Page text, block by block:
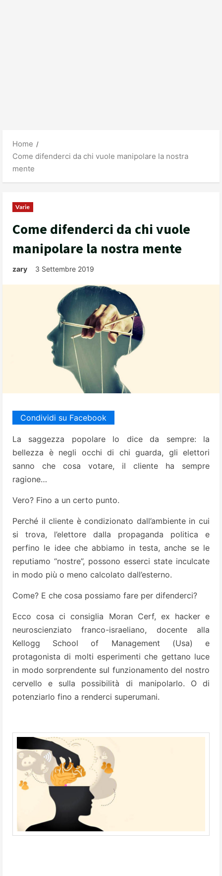
Home
Come difenderci da chi vuole manipolare la nostra
mente
Varie
Come difenderci da chi vuole
manipolare la nostra mente
zary 3 Settembre 2019
Condividi su Facebook
La saggezza popolare lo dice da sempre: la
bellezza è negli occhi di chi guarda, gli elettori
sanno che cosa votare, il cliente ha sempre
ragione…
Vero? Fino a un certo punto.
Perché il cliente è condizionato dall’ambiente in cui
si trova, l’elettore dalla propaganda politica e
perfino le idee che abbiamo in testa, anche se le
reputiamo “nostre”, possono esserci state inculcate
in modo più o meno calcolato dall’esterno.
Come? E che cosa possiamo fare per difenderci?
Ecco cosa ci consiglia Moran Cerf, ex hacker e
neuroscienziato franco-israeliano, docente alla
Kellogg School of Management (Usa) e
protagonista di molti esperimenti che gettano luce
in modo sorprendente sul funzionamento del nostro
cervello e sulla possibilità di manipolarlo. O di
potenziarlo fino a renderci superumani.